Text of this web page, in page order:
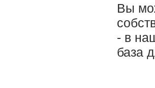
Вы
- в
база